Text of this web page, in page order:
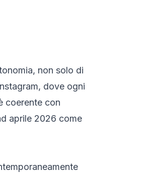
non solo di
dove ogni
coerente con
aprile 2026 come